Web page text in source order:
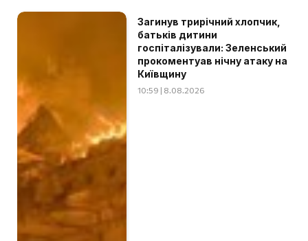
Загинув трирічний хлопчик,
батьків дитини
госпіталізували: Зеленський
прокоментуав нічну атаку на
Київщину
10:59 | 8.08.2026